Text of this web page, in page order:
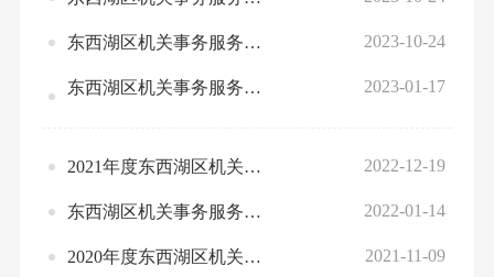
东西湖区机关事务服务中心2022年预算绩效评价应用情况统计表 2023-10-24
东西湖区机关事务服务中心2023年度部门预算公开 2023-01-17
2021年度东西湖区机关事务服务中心部门决算公开 2022-12-19
东西湖区机关事务服务中心2022年部门预算 2022-01-14
2020年度东西湖区机关事务服务中心部门决算 2021-11-09